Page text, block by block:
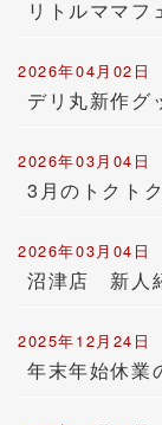
リトルママフ
2026年04月02日
デリ丸新作グ
2026年03月04日
3月のトクト
2026年03月04日
沼津店 新人
2025年12月24日
年末年始休